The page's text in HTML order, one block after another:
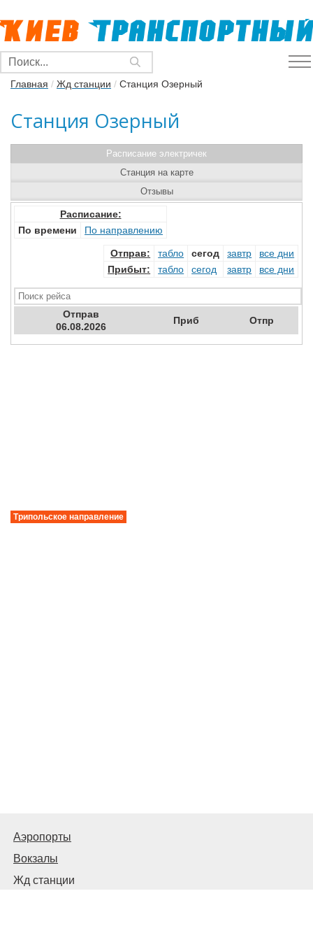
Главная / Жд станции / Станция Озерный
Станция Озерный
Расписание электричек
Расписание:
По времени
По направлению
Отправ: табло сегод завтр
все дни
Прибыт: табло сегод завтр все дни
Отправ
06.08.2026
Приб Отпр
Станция на карте
Отзывы
Трипольское направление
Аэропорты
Вокзалы
Жд станции